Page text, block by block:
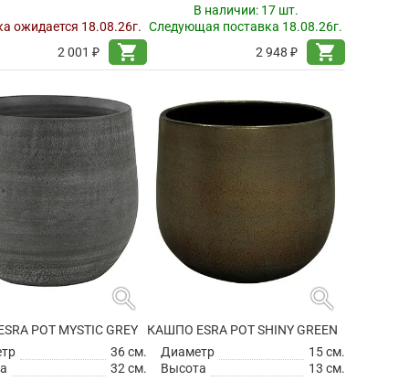
ожидается 18.08.26г.
2 001 ₽
shopping_cart
В наличии: 17 шт.
Следующая поставка 18.08.26г.
2 948 ₽
shopping_cart
search
POT MYSTIC GREY
36 см.
32 см.
search
КАШПО ESRA POT SHINY GREEN
Диаметр
15 см.
Высота
13 см.